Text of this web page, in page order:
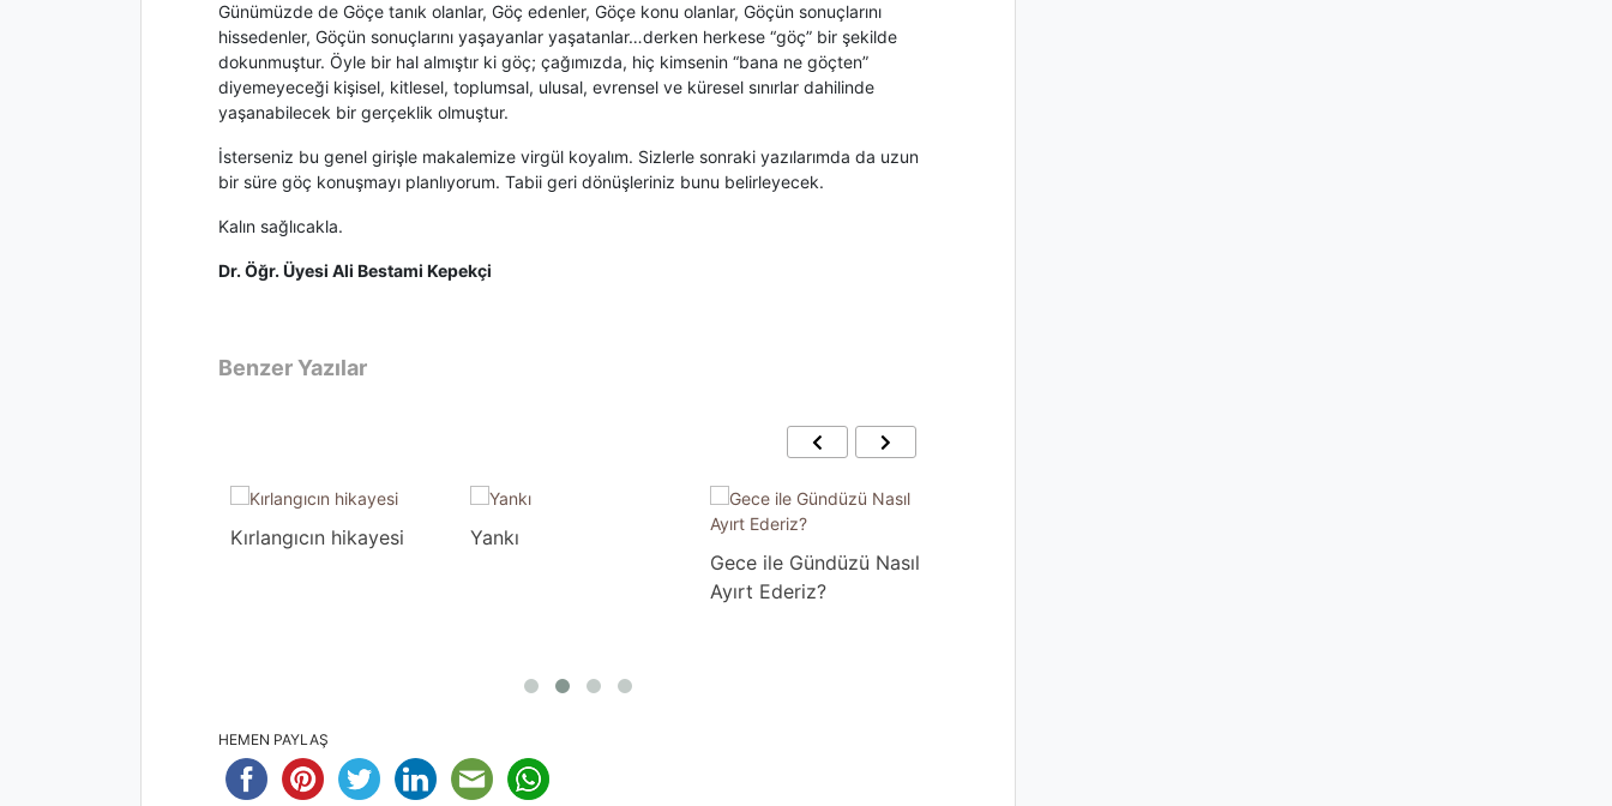
Günümüzde de Göçe tanık olanlar, Göç edenler, Göçe konu olanlar, Göçün sonuçlarını
hissedenler, Göçün sonuçlarını yaşayanlar yaşatanlar…derken herkese “göç” bir şekilde
dokunmuştur. Öyle bir hal almıştır ki göç; çağımızda, hiç kimsenin “bana ne göçten”
diyemeyeceği kişisel, kitlesel, toplumsal, ulusal, evrensel ve küresel sınırlar dahilinde
yaşanabilecek bir gerçeklik olmuştur.
İsterseniz bu genel girişle makalemize virgül koyalım. Sizlerle sonraki yazılarımda da uzun
bir süre göç konuşmayı planlıyorum. Tabii geri dönüşleriniz bunu belirleyecek.
Kalın sağlıcakla.
Dr. Öğr. Üyesi Ali Bestami Kepekçi
Benzer Yazılar
Kırlangıcın hikayesi
Yankı
Gece ile Gündüzü Nasıl
Ayırt Ederiz?
HEMEN PAYLAŞ